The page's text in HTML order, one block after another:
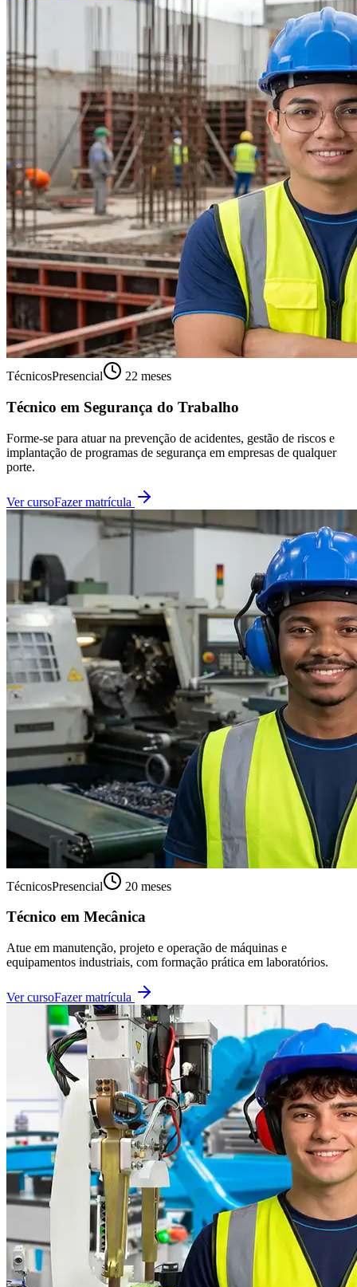
TécnicosPresencial 22 meses
Técnico em Segurança do Trabalho
Forme-se para atuar na prevenção de acidentes, gestão de riscos e
implantação de programas de segurança em empresas de qualquer
porte.
Ver cursoFazer matrícula
TécnicosPresencial 20 meses
Técnico em Mecânica
Atue em manutenção, projeto e operação de máquinas e
equipamentos industriais, com formação prática em laboratórios.
Ver cursoFazer matrícula